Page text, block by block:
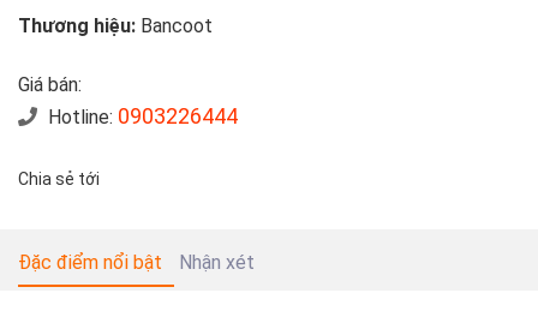
Thương hiệu: Bancoot
Giá bán:
Hotline: 0903226444
Chia sẻ tới
Đặc điểm nổi bật Nhận xét